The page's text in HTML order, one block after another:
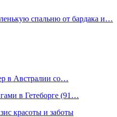
спальню от бардака и…
в Австралии со…
в Гетеборге (91…
красоты и заботы